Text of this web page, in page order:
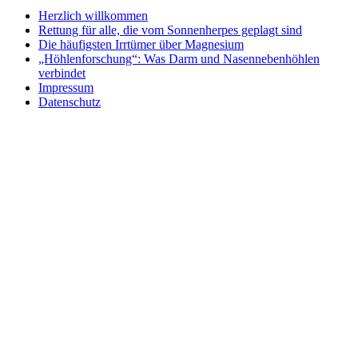
Herzlich willkommen
Rettung für alle, die vom Sonnenherpes geplagt sind
Die häufigsten Irrtümer über Magnesium
„Höhlenforschung“: Was Darm und Nasennebenhöhlen
verbindet
Impressum
Datenschutz